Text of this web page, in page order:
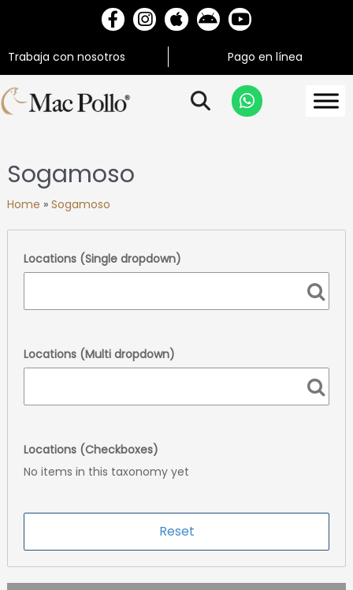
Trabaja con nosotros Pago en línea
Sogamoso
Home » Sogamoso
Locations (Single dropdown)
Locations (Multi dropdown)
Locations (Checkboxes)
No items in this taxonomy yet